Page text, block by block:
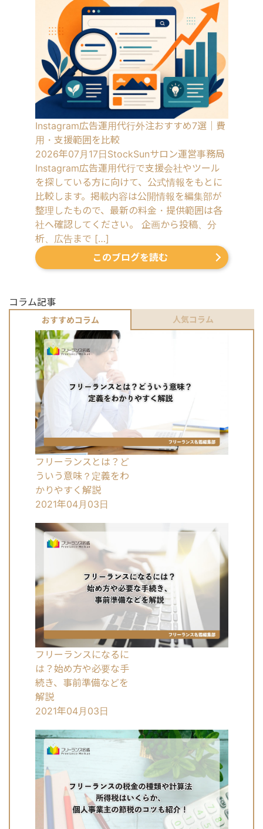
コラム記事
おすすめコラム 人気コラム
フリーランスとは？ど
ういう意味？定義をわ
かりやすく解説
2021年04月03日
フリーランスになるに
は？始め方や必要な手
続き、事前準備などを
解説
2021年04月03日
Instagram広告運用代行外注おすすめ7選｜費
用・支援範囲を比較
2026年07月17日StockSunサロン運営事務局
Instagram広告運用代行で支援会社やツール
を探している方に向けて、公式情報をもとに
比較します。掲載内容は公開情報を編集部が
整理したもので、最新の料金・提供範囲は各
社へ確認してください。 企画から投稿、分
析、広告まで […]
このブログを読む